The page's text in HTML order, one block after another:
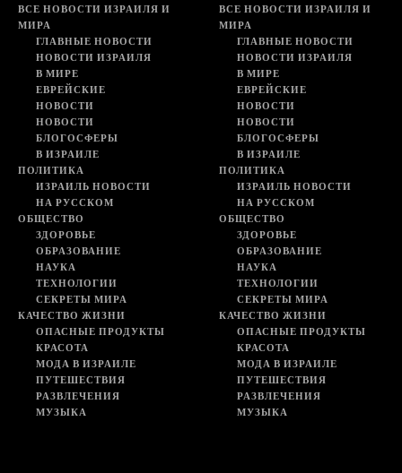
ВСЕ НОВОСТИ ИЗРАИЛЯ И
МИРА
ГЛАВНЫЕ НОВОСТИ
НОВОСТИ ИЗРАИЛЯ
В МИРЕ
ЕВРЕЙСКИЕ
НОВОСТИ
НОВОСТИ
БЛОГОСФЕРЫ
В ИЗРАИЛЕ
ПОЛИТИКА
ИЗРАИЛЬ НОВОСТИ
НА РУССКОМ
ОБЩЕСТВО
ЗДОРОВЬЕ
ОБРАЗОВАНИЕ
НАУКА
ТЕХНОЛОГИИ
СЕКРЕТЫ МИРА
КАЧЕСТВО ЖИЗНИ
ОПАСНЫЕ ПРОДУКТЫ
КРАСОТА
МОДА В ИЗРАИЛЕ
ПУТЕШЕСТВИЯ
РАЗВЛЕЧЕНИЯ
МУЗЫКА
ВСЕ НОВОСТИ ИЗРАИЛЯ И
МИРА
ГЛАВНЫЕ НОВОСТИ
НОВОСТИ ИЗРАИЛЯ
В МИРЕ
ЕВРЕЙСКИЕ
НОВОСТИ
НОВОСТИ
БЛОГОСФЕРЫ
В ИЗРАИЛЕ
ПОЛИТИКА
ИЗРАИЛЬ НОВОСТИ
НА РУССКОМ
ОБЩЕСТВО
ЗДОРОВЬЕ
ОБРАЗОВАНИЕ
НАУКА
ТЕХНОЛОГИИ
СЕКРЕТЫ МИРА
КАЧЕСТВО ЖИЗНИ
ОПАСНЫЕ ПРОДУКТЫ
КРАСОТА
МОДА В ИЗРАИЛЕ
ПУТЕШЕСТВИЯ
РАЗВЛЕЧЕНИЯ
МУЗЫКА